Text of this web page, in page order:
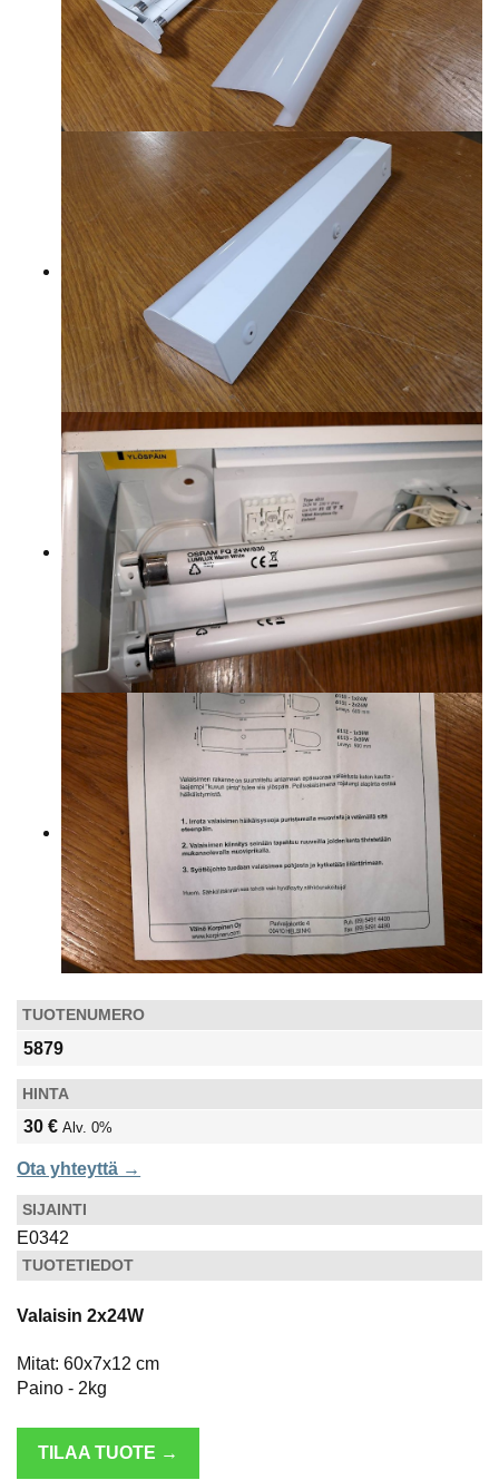
TUOTENUMERO
5879
HINTA
30 € Alv. 0%
Ota yhteyttä →
SIJAINTI
E0342
TUOTETIEDOT
Valaisin 2x24W
Mitat: 60x7x12 cm
Paino - 2kg
TILAA TUOTE →